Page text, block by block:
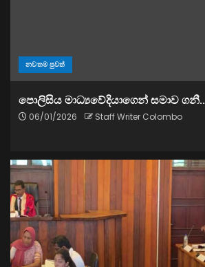
නවතම පුවත්
පොලිසිය මාධ්‍යවේදියාගෙන් සමාව ගනී..
06/01/2026 Staff Writer Colombo